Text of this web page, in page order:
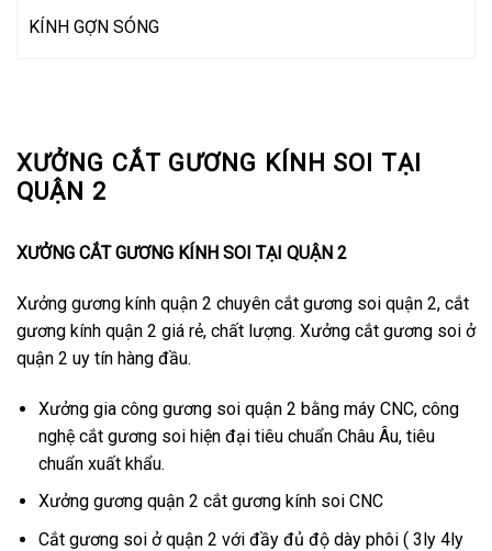
XƯỞNG CẮT GƯƠNG KÍNH SOI TẠI
QUẬN 2
XƯỞNG CẮT GƯƠNG KÍNH SOI TẠI QUẬN 2
Xưởng gương kính quận 2 chuyên cắt gương soi quận 2, cắt
gương kính quận 2 giá rẻ, chất lượng. Xưởng cắt gương soi ở
quận 2 uy tín hàng đầu.
Xưởng gia công gương soi quận 2 bằng máy CNC, công
nghệ cắt gương soi hiện đại tiêu chuẩn Châu Âu, tiêu
chuẩn xuất khẩu.
Xưởng gương quận 2 cắt gương kính soi CNC
Cắt gương soi ở quận 2 với đầy đủ độ dày phôi ( 3ly 4ly
KÍNH GỢN SÓNG